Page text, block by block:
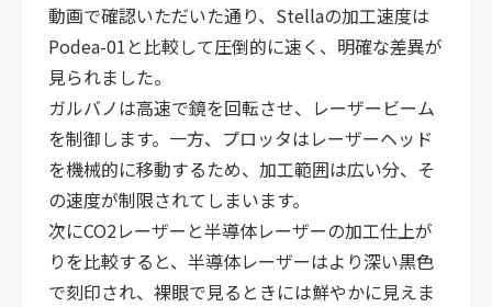
動画で確認いただいた通り、Stellaの加工速度は
Podea-01と比較して圧倒的に速く、明確な差異が
見られました。
ガルバノは高速で鏡を回転させ、レーザービーム
を制御します。一方、プロッタはレーザーヘッド
を機械的に移動するため、加工範囲は広い分、そ
の速度が制限されてしまいます。
次にCO2レーザーと半導体レーザーの加工仕上が
りを比較すると、半導体レーザーはより深い黒色
で刻印され、裸眼で見るときには鮮やかに見えま